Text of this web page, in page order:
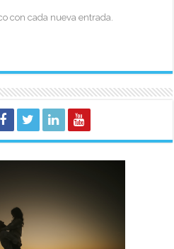
con cada nueva entrada.